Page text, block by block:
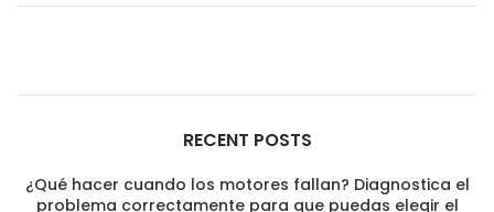
RECENT POSTS
¿Qué hacer cuando los motores fallan? Diagnostica el
problema correctamente para que puedas elegir el